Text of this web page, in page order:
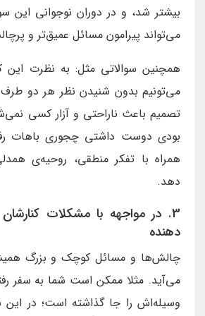
بیشتر شد، و در دوران نوجوانی این
می‌تواند پیرامون مسائل عمیق‌تر و
همچنین سوالاتی مثل: به نظرت این
می‌تونیم بدون شنیدن نظر هر دو
تصمیم باعث ناراحتی و آزار کسی
بودی دوست داشتی چجوری باهات
همراه با تفکر منطقی، روحیه‌ی
دهد.
3. در مواجهه با مشکلات
دهنده
چالش‌ها و مسائل کوچک و بزرگ
می‌آید. مثلا ممکن است شما به سفر
وسیله‌اش را جا گذاشته است؛ در این